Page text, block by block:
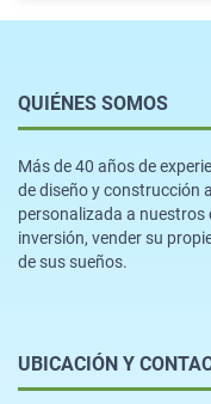
QUIÉNES SOMOS
Más de 40 años de
de diseño y construcción
personalizada a nuestros
inversión, vender su
de sus sueños.
UBICACIÓN Y